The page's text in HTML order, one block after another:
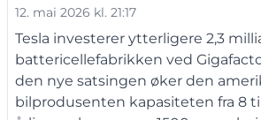
12. mai 2026 kl. 21:17
Tesla investerer ytterligere 2,3
battericellefabrikken ved
den nye satsingen øker den
bilprodusenten kapasiteten fra 8